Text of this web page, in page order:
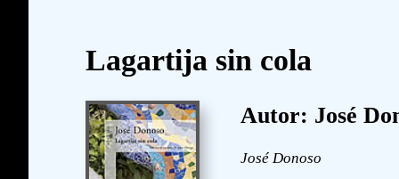
Lagartija sin cola
Autor: José
José Donoso